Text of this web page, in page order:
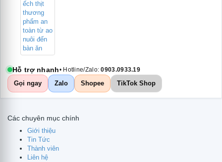
Hỗ trợ nhanh• Hotline/Zalo:0903.0933.19
Gọi ngay Zalo Shopee TikTok Shop
Các chuyên mục chính
Giới thiệu
Tin Tức
Thành viên
Liên hệ